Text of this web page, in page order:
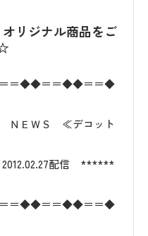
リジナル商品をご
◆◆＝＝◆◆＝＝◆
Ｓ ≪デコット
配信 ******
◆◆＝＝◆◆＝＝◆